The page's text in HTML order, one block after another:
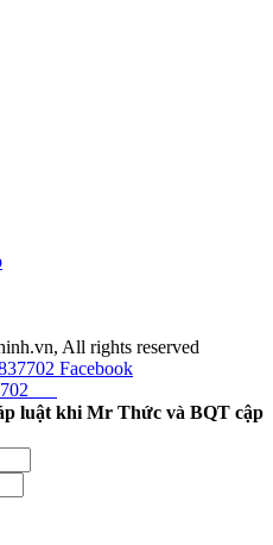
All rights reserved
Facebook
luật khi Mr Thức và BQT cập